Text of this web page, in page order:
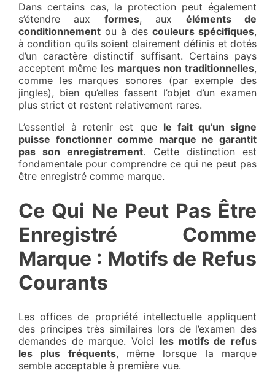
Dans certains cas, la protection peut également
s’étendre aux formes, aux éléments de
conditionnement ou à des couleurs spécifiques,
à condition qu’ils soient clairement définis et dotés
d’un caractère distinctif suffisant. Certains pays
acceptent même les marques non traditionnelles,
comme les marques sonores (par exemple des
jingles), bien qu’elles fassent l’objet d’un examen
plus strict et restent relativement rares.
L’essentiel à retenir est que le fait qu’un signe
puisse fonctionner comme marque ne garantit
pas son enregistrement. Cette distinction est
fondamentale pour comprendre ce qui ne peut pas
être enregistré comme marque.
Ce Qui Ne Peut Pas Être
Enregistré Comme
Marque : Motifs de Refus
Courants
Les offices de propriété intellectuelle appliquent
des principes très similaires lors de l’examen des
demandes de marque. Voici les motifs de refus
les plus fréquents, même lorsque la marque
semble acceptable à première vue.